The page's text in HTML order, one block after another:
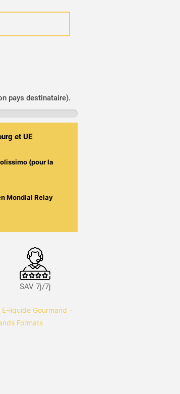
pays destinataire).
et UE
(pour la
Mondial Relay
SAV 7j/7j
E-liquide Gourmand -
Formats